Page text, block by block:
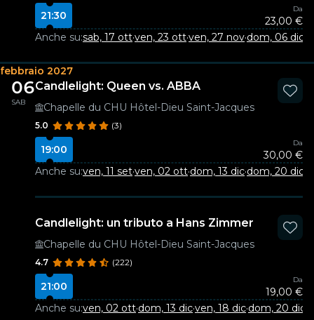
21:30
Da
23,00 €
Anche su:sab, 17 ott·ven, 23 ott·ven, 27 nov·dom, 06 dic
febbraio 2027
06
SAB
Candlelight: Queen vs. ABBA
Chapelle du CHU Hôtel-Dieu Saint-Jacques
5.0 (3)
19:00
Da
30,00 €
Anche su:ven, 11 set·ven, 02 ott·dom, 13 dic·dom, 20 dic
Candlelight: un tributo a Hans Zimmer
Chapelle du CHU Hôtel-Dieu Saint-Jacques
4.7 (222)
21:00
Da
19,00 €
Anche su:ven, 02 ott·dom, 13 dic·ven, 18 dic·dom, 20 dic